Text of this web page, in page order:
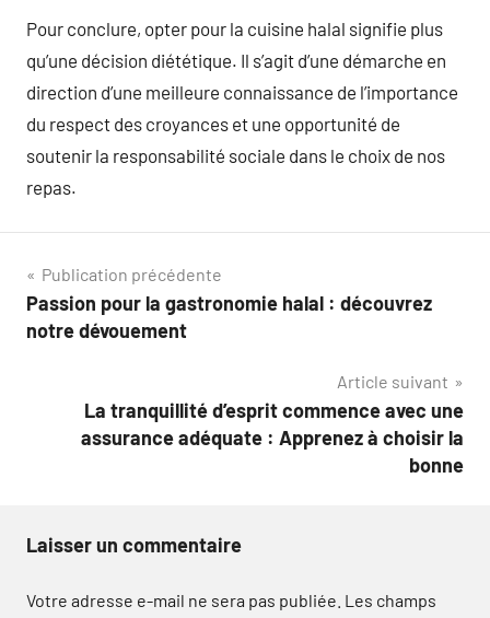
Pour conclure, opter pour la cuisine halal signifie plus
qu’une décision diététique. Il s’agit d’une démarche en
direction d’une meilleure connaissance de l’importance
du respect des croyances et une opportunité de
soutenir la responsabilité sociale dans le choix de nos
repas.
Navigation
de
Publication précédente
Passion pour la gastronomie halal : découvrez
notre dévouement
Article suivant
La tranquillité d’esprit commence avec une
assurance adéquate : Apprenez à choisir la
bonne
Laisser un commentaire
Votre adresse e-mail ne sera pas publiée. Les champs